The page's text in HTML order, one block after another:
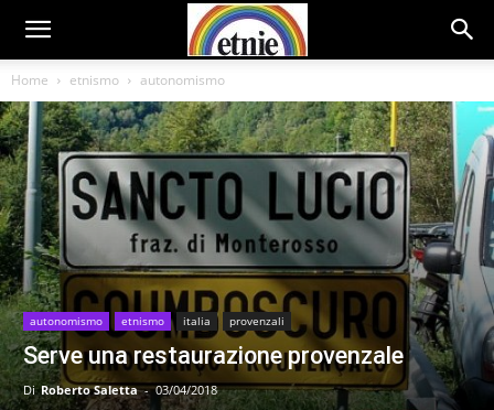
Home etnismo autonomismo
autonomismo etnismo italia provenzali
Serve una restaurazione provenzale
Di Roberto Saletta - 03/04/2018